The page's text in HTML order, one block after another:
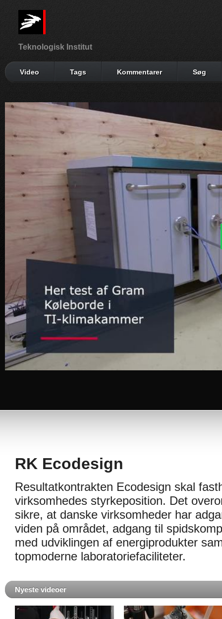
Teknologisk Institut
Video Tags Kommentarer Søg
RK Ecodesign
Resultatkontrakten Ecodesign skal
virksomhedes styrkeposition. Det
sikre, at danske virksomheder har
viden på området, adgang til
med udviklingen af energiprodukter
topmoderne laboratoriefaciliteter.
Nyeste videoer